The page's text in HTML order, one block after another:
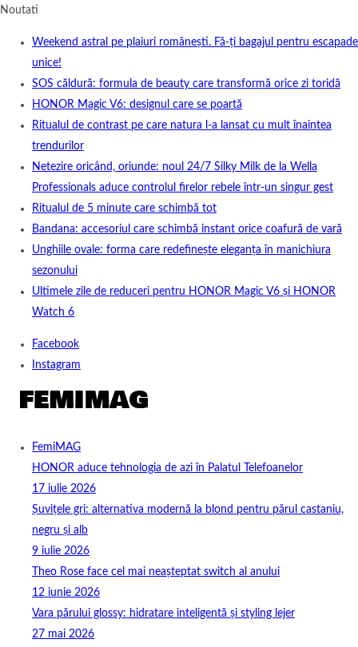
Noutati
Weekend astral pe plaiuri românești. Fă-ți bagajul pentru escapade
unice!
SOS căldură: formula de beauty care transformă orice zi toridă
HONOR Magic V6: designul care se poartă
Ritualul de contrast pe care natura l-a lansat cu mult înaintea
trendurilor
Netezire oricând, oriunde: noul 24/7 Silky Milk de la Wella
Professionals aduce controlul firelor rebele într-un singur gest
Ritualul de 5 minute care schimbă tot
Bandana: accesoriul care schimbă instant orice coafură de vară
Unghiile ovale: forma care redefinește eleganța în manichiura
sezonului
Ultimele zile de reduceri pentru HONOR Magic V6 și HONOR
Watch 6
Facebook
Instagram
FemiMAG
HONOR aduce tehnologia de azi în Palatul Telefoanelor
17 iulie 2026
Șuvițele gri: alternativa modernă la blond pentru părul castaniu,
negru și alb
9 iulie 2026
Theo Rose face cel mai neașteptat switch al anului
12 iunie 2026
Vara părului glossy: hidratare inteligentă și styling lejer
27 mai 2026